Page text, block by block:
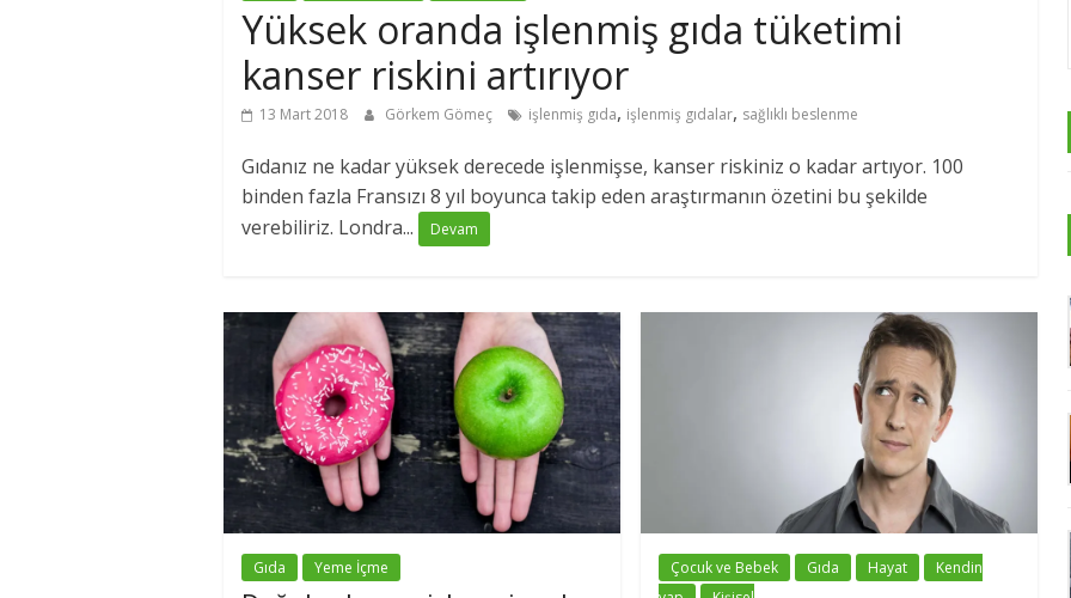
Yüksek oranda işlenmiş gıda tüketimi
kanser riskini artırıyor
13 Mart 2018 Görkem Gömeç işlenmiş gıda, işlenmiş gıdalar, sağlıklı beslenme
Gıdanız ne kadar yüksek derecede işlenmişse, kanser riskiniz o kadar artıyor. 100
binden fazla Fransızı 8 yıl boyunca takip eden araştırmanın özetini bu şekilde
verebiliriz. Londra...
Devam
Gıda Yeme İçme Çocuk ve Bebek Gıda Hayat
Kendin